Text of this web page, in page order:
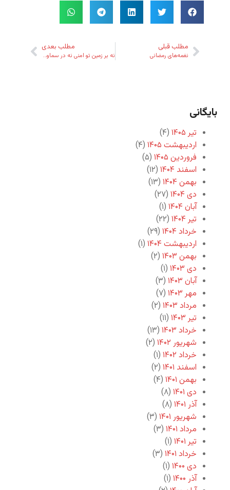
مطلب قبلی
نغمه‌های رمضانی
مطلب بعدی
نه بر زمین تو امنی نه در سماوات‌ات…
بایگانی
تیر ۱۴۰۵
(۴)
اردیبهشت ۱۴۰۵
(۴)
فروردین ۱۴۰۵
(۵)
اسفند ۱۴۰۴
(۱۲)
بهمن ۱۴۰۴
(۱۳)
دی ۱۴۰۴
(۲۷)
آبان ۱۴۰۴
(۱)
تیر ۱۴۰۴
(۲۲)
خرداد ۱۴۰۴
(۲۹)
اردیبهشت ۱۴۰۴
(۱)
بهمن ۱۴۰۳
(۲)
دی ۱۴۰۳
(۱)
آبان ۱۴۰۳
(۳)
مهر ۱۴۰۳
(۷)
مرداد ۱۴۰۳
(۲)
تیر ۱۴۰۳
(۱۱)
خرداد ۱۴۰۳
(۱۳)
شهریور ۱۴۰۲
(۲)
خرداد ۱۴۰۲
(۱)
اسفند ۱۴۰۱
(۲)
بهمن ۱۴۰۱
(۴)
دی ۱۴۰۱
(۸)
آذر ۱۴۰۱
(۸)
شهریور ۱۴۰۱
(۳)
مرداد ۱۴۰۱
(۳)
تیر ۱۴۰۱
(۱)
خرداد ۱۴۰۱
(۳)
دی ۱۴۰۰
(۱)
آذر ۱۴۰۰
(۱)